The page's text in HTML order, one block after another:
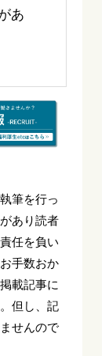
あ
筆を行っ
あり読者
任を負い
手数おか
載記事に
但し、記
せんので